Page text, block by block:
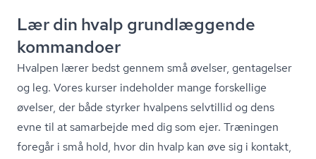
Lær din hvalp grundlæggende
kommandoer
Hvalpen lærer bedst gennem små øvelser, gentagelser
og leg. Vores kurser indeholder mange forskellige
øvelser, der både styrker hvalpens selvtillid og dens
evne til at samarbejde med dig som ejer. Træningen
foregår i små hold, hvor din hvalp kan øve sig i kontakt,